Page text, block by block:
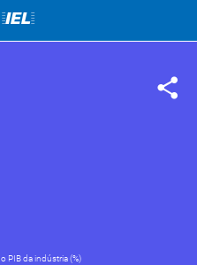
=IEL=
PIB da indústria (%)